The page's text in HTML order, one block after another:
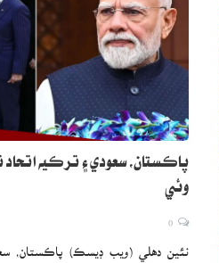
پاڪستان، سعودي ۽ ترڪيه
وئي
نئين دهلي (ويب ڊيسڪ) پاڪستان،